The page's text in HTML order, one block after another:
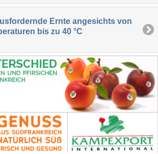
Ernte angesichts von
bis zu 40 °C